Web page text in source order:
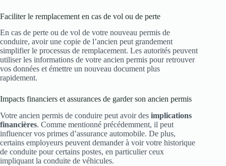
Faciliter le remplacement en cas de vol ou de perte
En cas de perte ou de vol de votre nouveau permis de
conduire, avoir une copie de l’ancien peut grandement
simplifier le processus de remplacement. Les autorités peuvent
utiliser les informations de votre ancien permis pour retrouver
vos données et émettre un nouveau document plus
rapidement.
Impacts financiers et assurances de garder son ancien permis
Votre ancien permis de conduire peut avoir des implications
financières. Comme mentionné précédemment, il peut
influencer vos primes d’assurance automobile. De plus,
certains employeurs peuvent demander à voir votre historique
de conduite pour certains postes, en particulier ceux
impliquant la conduite de véhicules.